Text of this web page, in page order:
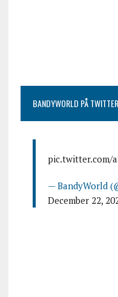
BANDYWORLD PÅ
pic.twitter.com/
— BandyWorld
December 22,